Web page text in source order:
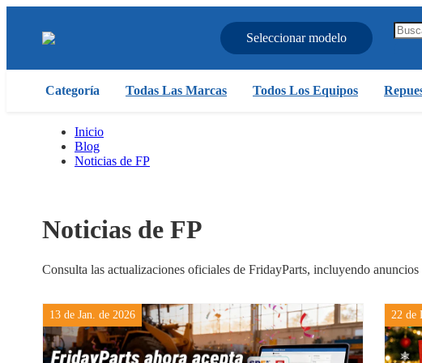
Seleccionar modelo
Categoría Todas Las Marcas Todos Los Equipos
Inicio
Blog
Noticias de FP
Noticias de FP
Consulta las actualizaciones oficiales de FridayParts, incluyendo
13 de Jan. de 2026 22 de